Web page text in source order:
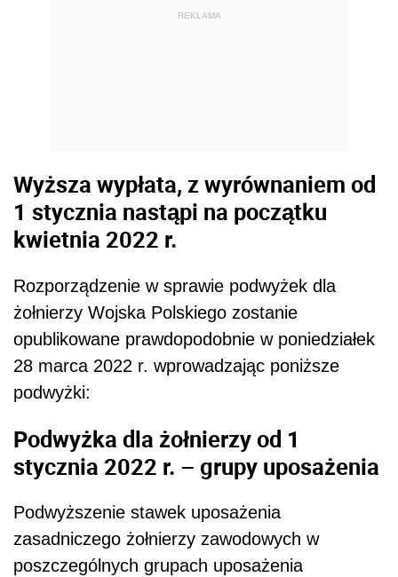
REKLAMA
Wyższa wypłata, z wyrównaniem od
1 stycznia nastąpi na początku
kwietnia 2022 r.
Rozporządzenie w sprawie podwyżek dla
żołnierzy Wojska Polskiego zostanie
opublikowane prawdopodobnie w poniedziałek
28 marca 2022 r. wprowadzając poniższe
podwyżki:
Podwyżka dla żołnierzy od 1
stycznia 2022 r. – grupy uposażenia
Podwyższenie stawek uposażenia
zasadniczego żołnierzy zawodowych w
poszczególnych grupach uposażenia